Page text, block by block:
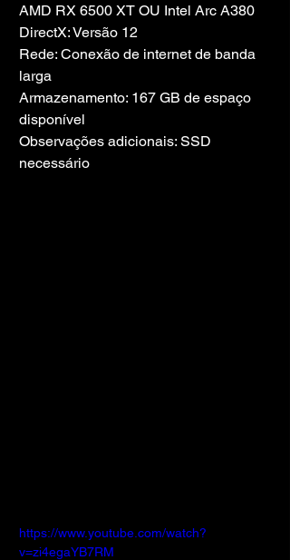
AMD RX 6500 XT OU Intel Arc A380
DirectX: Versão 12
Rede: Conexão de internet de banda
larga
Armazenamento: 167 GB de espaço
disponível
Observações adicionais: SSD
necessário
https://www.youtube.com/watch?
v=zi4egaYB7RM